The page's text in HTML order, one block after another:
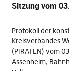
Sitzung vom
Protokoll der
Kreisverbandes
(PIRATEN) vom
Assenheim,